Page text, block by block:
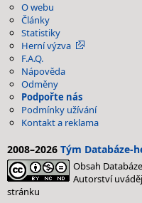
O webu
Články
Statistiky
Herní výzva
F.A.Q.
Nápověda
Odměny
Podpořte nás
Podmínky užívání
Kontakt a reklama
2008–2026 Tým Databáze-
Obsah
Autorství
stránku